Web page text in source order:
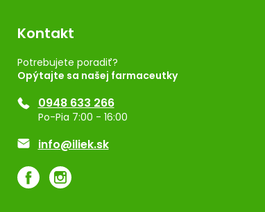
Kontakt
Potrebujete poradiť?
Opýtajte sa našej farmaceutky
0948 633 266
Po-Pia 7:00 - 16:00
info@iliek.sk